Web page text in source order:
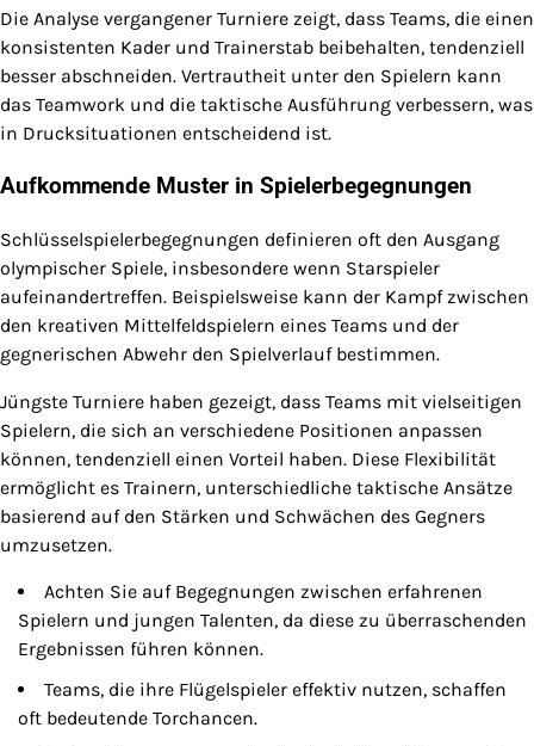
Die Analyse vergangener Turniere zeigt, dass Teams, die einen
konsistenten Kader und Trainerstab beibehalten, tendenziell
besser abschneiden. Vertrautheit unter den Spielern kann
das Teamwork und die taktische Ausführung verbessern, was
in Drucksituationen entscheidend ist.
Aufkommende Muster in Spielerbegegnungen
Schlüsselspielerbegegnungen definieren oft den Ausgang
olympischer Spiele, insbesondere wenn Starspieler
aufeinandertreffen. Beispielsweise kann der Kampf zwischen
den kreativen Mittelfeldspielern eines Teams und der
gegnerischen Abwehr den Spielverlauf bestimmen.
Jüngste Turniere haben gezeigt, dass Teams mit vielseitigen
Spielern, die sich an verschiedene Positionen anpassen
können, tendenziell einen Vorteil haben. Diese Flexibilität
ermöglicht es Trainern, unterschiedliche taktische Ansätze
basierend auf den Stärken und Schwächen des Gegners
umzusetzen.
Achten Sie auf Begegnungen zwischen erfahrenen
Spielern und jungen Talenten, da diese zu überraschenden
Ergebnissen führen können.
Teams, die ihre Flügelspieler effektiv nutzen, schaffen
oft bedeutende Torchancen.